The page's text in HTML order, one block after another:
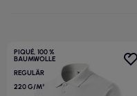
PIQUÉ, 100 %
BAUMWOLLE
REGULÄR
220 G/M²